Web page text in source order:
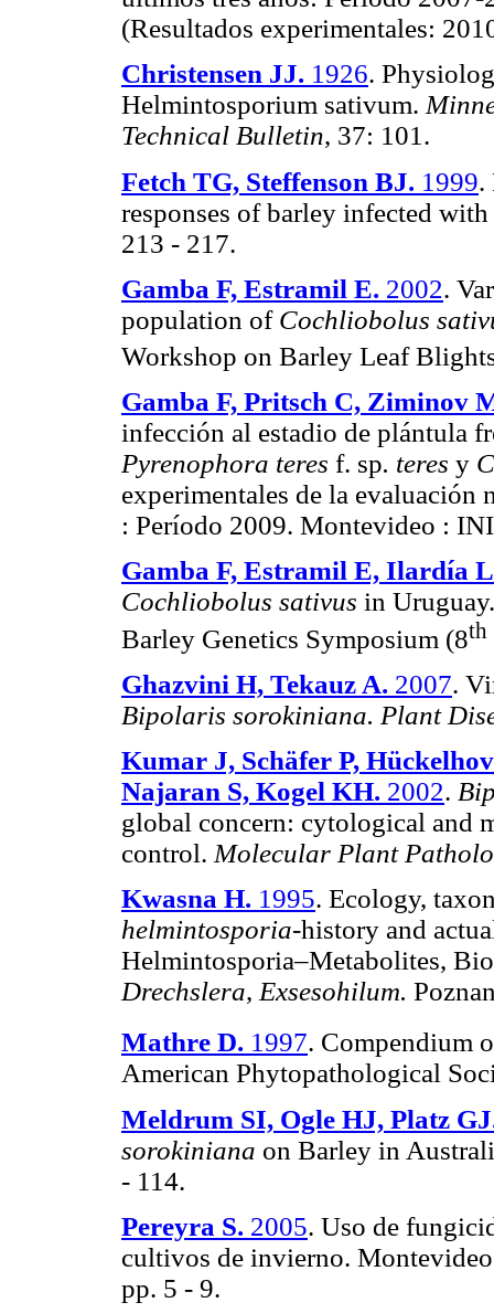
(Resultados experimentales:
Christensen JJ. 1926.
Helmintosporium sativum.
Technical Bulletin, 37: 101.
Fetch TG, Steffenson BJ. 1999.
responses of barley infected with
213 - 217.
Gamba F, Estramil E. 2002.
population of Cochliobolus
Workshop on Barley Leaf
Gamba F, Pritsch C, Ziminov
infección al estadio de plántula
Pyrenophora teres f. sp. teres y
experimentales de la evaluación
: Período 2009. Montevideo :
Gamba F, Estramil E, Ilardía
Cochliobolus sativus in
Barley Genetics Symposium (8th
Ghazvini H, Tekauz A. 2007.
Bipolaris sorokiniana. Plant
Kumar J, Schäfer P,
Najaran S, Kogel KH. 2002.
global concern: cytological and
control. Molecular Plant
Kwasna H. 1995. Ecology,
helmintosporia-history and
Helmintosporia–Metabolites,
Drechslera, Exsesohilum.
Mathre D. 1997. Compendium
American Phytopathological
Meldrum SI, Ogle HJ, Platz
sorokiniana on Barley in
- 114.
Pereyra S. 2005. Uso de
cultivos de invierno.
pp. 5 - 9.